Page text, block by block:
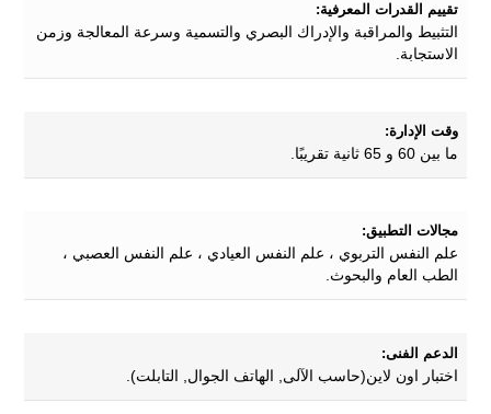
تقييم القدرات المعرفية:
التثبيط والمراقبة والإدراك البصري والتسمية وسرعة المعالجة وزمن
الاستجابة.
وقت الإدارة:
ما بين 60 و 65 ثانية تقريبًا.
مجالات التطبيق:
علم النفس التربوي ، علم النفس العيادي ، علم النفس العصبي ،
الطب العام والبحوث.
الدعم الفنى:
اختبار اون لاين(حاسب الآلى, الهاتف الجوال, التابلت).